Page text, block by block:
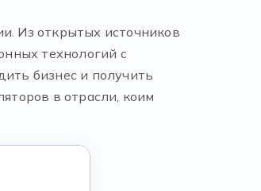
Из открытых источников
технологий с
бизнес и получить
в отрасли, коим